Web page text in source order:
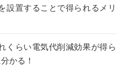
設置することで得られるメリ
くらい電気代削減効果が得ら
かる！